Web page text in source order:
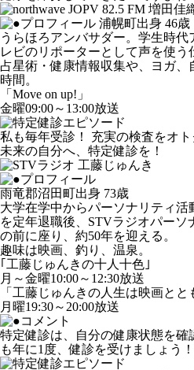
浦幌町出身 46歳
うらほろアンバサダー。学生時
レビのリポーターとして声を使
占星術・健康情報収集や、ヨガ
時間。
「Move on up!」
金曜09:00～13:00放送
私も毎年受診！ 充実の検査をオ
未来の自分へ、特定健診を！
雨竜郡沼田町出身 73歳
大学在学中からパーソナリティ
を定年退職後、STVラジオパーソ
の前に座り、約50年を迎える。
趣味は映画、釣り、温泉。
｢工藤じゅんきの十人十色｣
月～金曜10:00～12:30放送
「工藤じゅんきの人生は映画とと
月曜19:30～20:00放送
特定健診は、自分の健康状態を
も年に1度、健診を受けましょう！